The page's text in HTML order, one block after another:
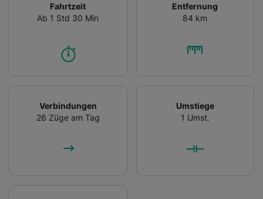
Fahrtzeit
Ab 1 Std 30 Min
Entfernung
84 km
Verbindungen
26 Züge am Tag
Umstiege
1 Umst.